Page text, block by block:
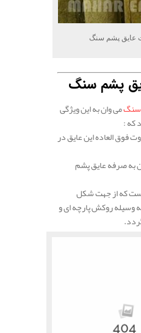
پشم سنگ
پشم سنگ
می وان به این ویژگی
که :
فوق العاده این عایق در
به صرفه عایق پشم
است که از جهت شکل
وسیله روکش پارچه ای و